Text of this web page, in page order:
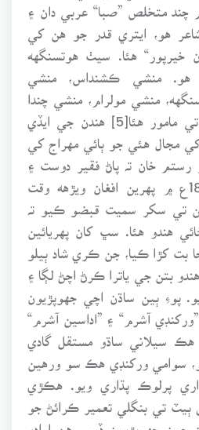
چند متخلص ”صبا“ عربي دان ۽
هو، ايتري قدر جو هن کي
خيرپور“ هئا. سيٺ هوتسنگهه
هو. منشي ڪشنداس، منشي
منشي مولرام، منشي چندا
سنگهه وڏن وڏن عهدن تي مامور هئا[5] هندن جي ايڏي
مجال هئي جو ٻائي مهراج کي
خان تہ پاڻ فقير دوست ۽
درويش سيرت هو، 1838ع ۾ پهرين افغان ويڙهه وقت
تي سکر سميت قبضو ڪيو تہ
هندو هئا. سڀ کان پهريائين
جا بت کڙا ڪيا، جن ڪري شاد ٻيلو
بتن جي ياترا ڪرڻ اچڻ لڳا ۽
پوءِ ٻين ساڌن اچي جهوپڙيون
آشرم“ ۽ ”اداسين آشرم“
هڪ سيلاني ساڌو مستقل گادي
سوامي ورکنڊي هڪ سو ورهين
۾ 1862ع ڌاري پرلوڪ پڌاري ويو. هڪڙي
ٻيٽ تي بنگلي تعمير ڪرائڻ جو
جون جهوپڙيون ڏسي هن ارادو